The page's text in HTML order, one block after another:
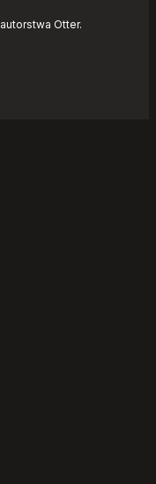
autorstwa Otter.